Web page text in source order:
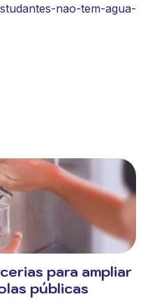
nao-tem-agua-
para ampliar
públicas